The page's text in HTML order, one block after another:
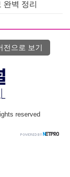
벽 정리
전으로 보기
reserved